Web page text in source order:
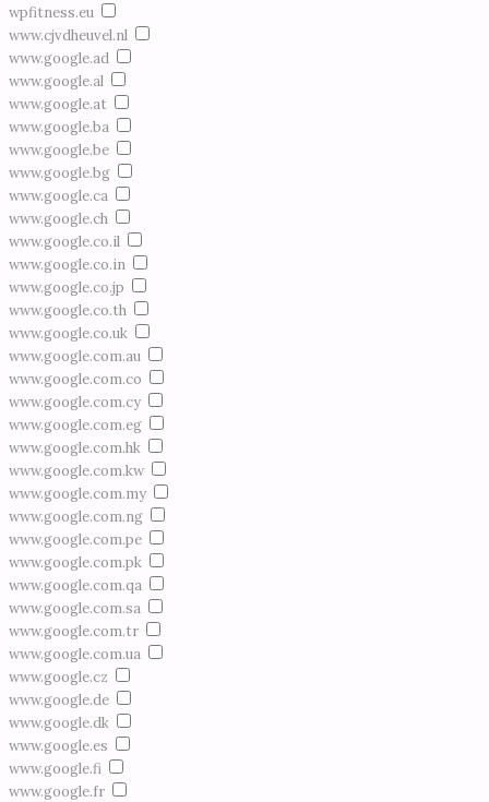
wpfitness.eu
www.cjvdheuvel.nl
www.google.ad
www.google.al
www.google.at
www.google.ba
www.google.be
www.google.bg
www.google.ca
www.google.ch
www.google.co.il
www.google.co.in
www.google.co.jp
www.google.co.th
www.google.co.uk
www.google.com.au
www.google.com.co
www.google.com.cy
www.google.com.eg
www.google.com.hk
www.google.com.kw
www.google.com.my
www.google.com.ng
www.google.com.pe
www.google.com.pk
www.google.com.qa
www.google.com.sa
www.google.com.tr
www.google.com.ua
www.google.cz
www.google.de
www.google.dk
www.google.es
www.google.fi
www.google.fr